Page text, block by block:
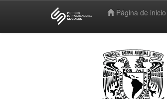
Página de inicio